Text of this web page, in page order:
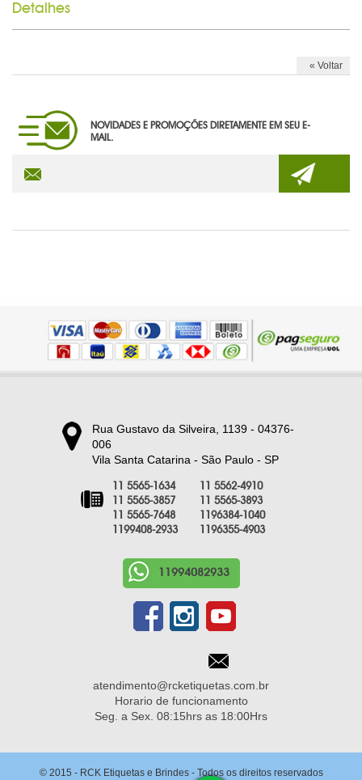
Detalhes
« Voltar
NOVIDADES E PROMOÇÕES DIRETAMENTE EM SEU E-
MAIL.
Rua Gustavo da Silveira, 1139 - 04376-
006
Vila Santa Catarina - São Paulo - SP
11 5565-1634
11 5562-4910
11 5565-3857
11 5565-3893
11 5565-7648
1196384-1040
1199408-2933
1196355-4903
11994082933
atendimento@rcketiquetas.com.br
Horario de funcionamento
Seg. a Sex. 08:15hrs as 18:00Hrs
© 2015 - RCK Etiquetas e Brindes - Todos os direitos reservados